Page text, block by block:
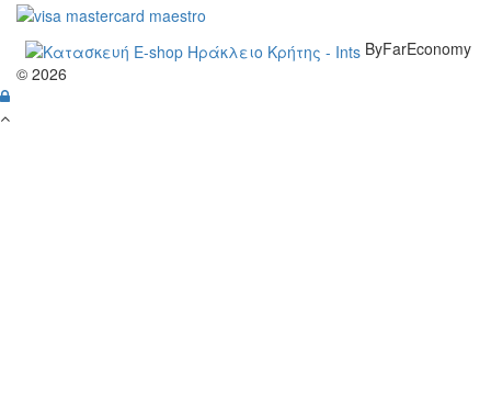
ByFarEconomy
© 2026